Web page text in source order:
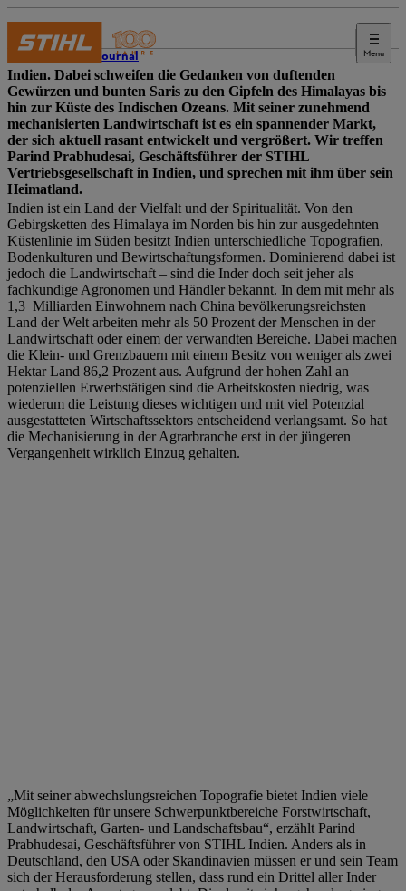
Menu
STIHL Journal
Indien. Dabei schweifen die Gedanken von duftenden
Gewürzen und bunten Saris zu den Gipfeln des Himalayas bis
hin zur Küste des Indischen Ozeans. Mit seiner zunehmend
mechanisierten Landwirtschaft ist es ein spannender Markt,
der sich aktuell rasant entwickelt und vergrößert. Wir treffen
Parind Prabhudesai, Geschäftsführer der STIHL
Vertriebsgesellschaft in Indien, und sprechen mit ihm über sein
Heimatland.
Indien ist ein Land der Vielfalt und der Spiritualität. Von den
Gebirgsketten des Himalaya im Norden bis hin zur ausgedehnten
Küstenlinie im Süden besitzt Indien unterschiedliche Topografien,
Bodenkulturen und Bewirtschaftungsformen. Dominierend dabei ist
jedoch die Landwirtschaft – sind die Inder doch seit jeher als
fachkundige Agronomen und Händler bekannt. In dem mit mehr als
1,3 Milliarden Einwohnern nach China bevölkerungsreichsten
Land der Welt arbeiten mehr als 50 Prozent der Menschen in der
Landwirtschaft oder einem der verwandten Bereiche. Dabei machen
die Klein- und Grenzbauern mit einem Besitz von weniger als zwei
Hektar Land 86,2 Prozent aus. Aufgrund der hohen Zahl an
potenziellen Erwerbstätigen sind die Arbeitskosten niedrig, was
wiederum die Leistung dieses wichtigen und mit viel Potenzial
ausgestatteten Wirtschaftssektors entscheidend verlangsamt. So hat
die Mechanisierung in der Agrarbranche erst in der jüngeren
Vergangenheit wirklich Einzug gehalten.
„Mit seiner abwechslungsreichen Topografie bietet Indien viele
Möglichkeiten für unsere Schwerpunktbereiche Forstwirtschaft,
Landwirtschaft, Garten- und Landschaftsbau“, erzählt Parind
Prabhudesai, Geschäftsführer von STIHL Indien. Anders als in
Deutschland, den USA oder Skandinavien müssen er und sein Team
sich der Herausforderung stellen, dass rund ein Drittel aller Inder